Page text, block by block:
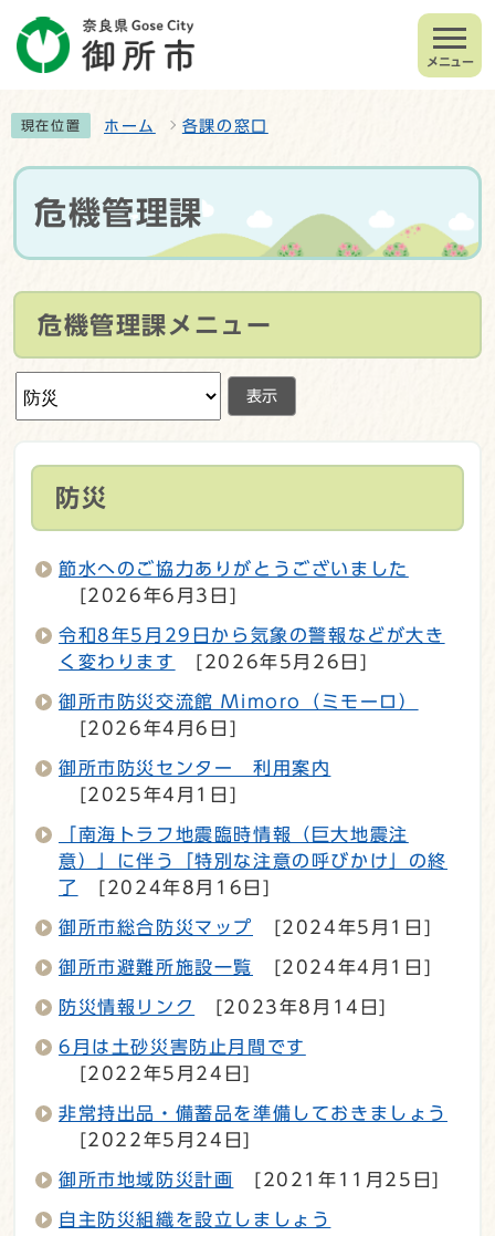
メニュー
現在位置 ホーム 各課の窓口
危機管理課
危機管理課メニュー
表示
防災
節水へのご協力ありがとうございました
[2026年6月3日]
令和8年5月29日から気象の警報などが大き
く変わります
[2026年5月26日]
御所市防災交流館 Mimoro（ミモーロ）
[2026年4月6日]
御所市防災センター 利用案内
[2025年4月1日]
「南海トラフ地震臨時情報（巨大地震注
意）」に伴う「特別な注意の呼びかけ」の終
了
[2024年8月16日]
御所市総合防災マップ [2024年5月1日]
御所市避難所施設一覧 [2024年4月1日]
防災情報リンク [2023年8月14日]
6月は土砂災害防止月間です
[2022年5月24日]
非常持出品・備蓄品を準備しておきましょう
[2022年5月24日]
御所市地域防災計画 [2021年11月25日]
自主防災組織を設立しましょう